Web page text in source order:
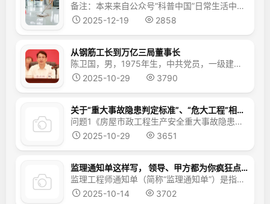
备注：本来来自公众号“科普中国”日常生活中，我们经常会遇到这样的情况：拖地时，尤其是在瓷砖表面，会闻到一种特别的腥臭味。这种现象在潮湿或者不经常清洗的环境中尤为常见。许多人会好奇，为什么感觉还挺干净清洁的拖把，会带来这样不愉快的气味？这种气味的来源是什么？是拖把本身的问题，还是清洁过程中产生的某种化学反应？或者，这是否与我们使用的地砖...
2025-12-19
2858
从钢筋工长到万亿三局董事长
陈卫国，男，1975年生，中共党员，一级建造师、教授级高级工程师，现任第十四届全国人大代表，中国建筑第三工程局有限公司党委书记、董事长，中建铁路投资建设集团有限公司董事长。1997年7月毕业于南京建筑工程学院（今南京工业大学），获工学学士学位；2009年毕业于武汉大学，获工程管理硕士学位。1997年07月参加工作，历任中建三局一公司广州天河区东风广场项目钢筋...
2025-10-29
3790
关于“重大事故隐患判定标准”、“危大工程”相关问题，住建部最新答复汇总
问题1《房屋市政工程生产安全重大事故隐患判定标准（2024版）》第九条第五款“高处作业吊篮超载使用，或安全锁失效、安全绳（用于挂设安全带）未独立悬挂”，如果施工现场设置了独立的安全绳，工人自己未悬挂，属于此款所述的情况吗？（咨询日期：2025-09-12）回复：一、关于条款内容的界定《房屋市政工程生产安全重大事故隐患判定标准（2024...
2025-10-29
3651
监理通知单这样写， 领导、甲方都为你疯狂点赞
监理工程师通知单（简称“监理通知单”）是指监理工程师在检查承包单位在施工过程中发现的问题后，用通知单这一书面形式通知承包单位并要求其进行整改，整改后再报监理工程师复查。《建设工程监理规范》中5.4.11条规定：“对施工过程中出现的质量缺陷，专业监理工程师应及时下达监理通知单，要求承包单位整改，并检查整改结果”。...
2025-10-14
3702